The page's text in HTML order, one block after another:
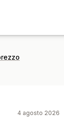
4 agosto 2026